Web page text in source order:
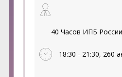
Российской
Федерации" ACCA
Rus(260 ак. часов)
40 Часов ИПБ
18:30 - 21:30, 260